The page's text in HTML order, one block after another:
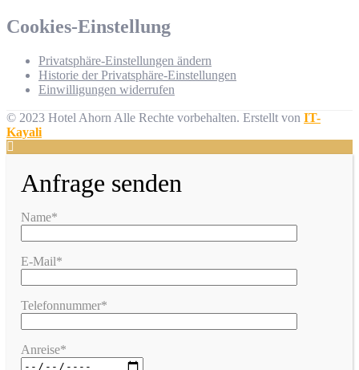
Cookies-Einstellung
Privatsphäre-Einstellungen ändern
Historie der Privatsphäre-Einstellungen
Einwilligungen widerrufen
© 2023 Hotel Ahorn Alle Rechte vorbehalten. Erstellt von IT-
Kayali
Anfrage senden
Name*
E-Mail*
Telefonnummer*
Anreise*